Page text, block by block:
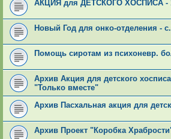
АКЦИЯ для ДЕТСКОГО ХОСПИСА -
Новый Год для онко-отделения -
Помощь сиротам из психоневр.
Архив Акция для детского
"Только вместе"
Архив Пасхальная акция для
Архив Проект "Коробка